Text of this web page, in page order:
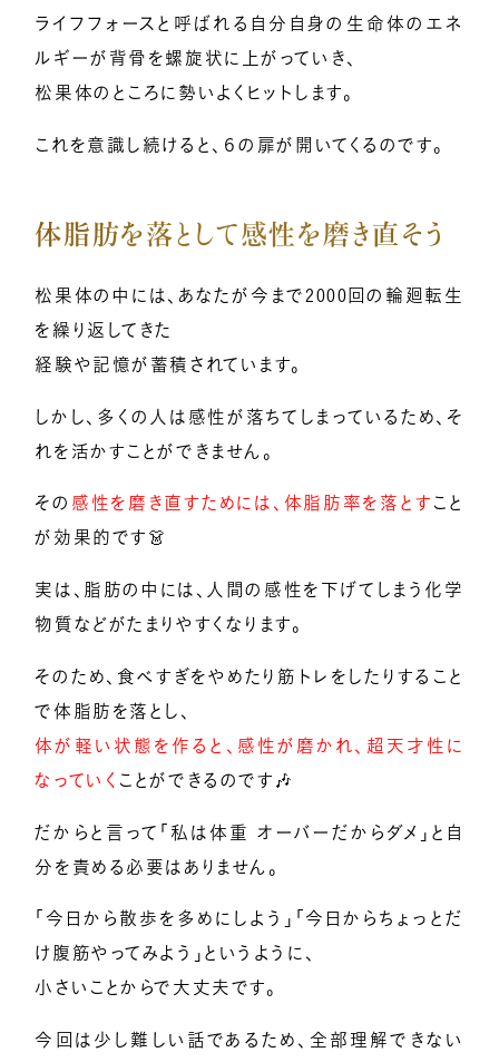
ライフフォースと呼ばれる自分自身の生命体のエネ
ルギーが背骨を螺旋状に上がっていき、
松果体のところに勢いよくヒットします。
これを意識し続けると、６の扉が開いてくるのです。
体脂肪を落として感性を磨き直そう
松果体の中には、あなたが今まで2000回の輪廻転生
を繰り返してきた
経験や記憶が蓄積されています。
しかし、多くの人は感性が落ちてしまっているため、そ
れを活かすことができません。
その 感性を磨き直すためには、体脂肪率を落とす こと
が効果的です👗
実は、脂肪の中には、人間の感性を下げてしまう化学
物質などがたまりやすくなります。
そのため、食べすぎをやめたり筋トレをしたりすること
で体脂肪を落とし、
体が軽い状態を作ると、感性が磨かれ、超天才性に
なっていく ことができるのです🎶
だからと言って「私は体重 オーバーだからダメ」と自
分を責める必要はありません。
「今日から散歩を多めにしよう」「今日からちょっとだ
け腹筋やってみよう」というように、
小さいことからで大丈夫です。
今回は少し難しい話であるため、全部理解できない